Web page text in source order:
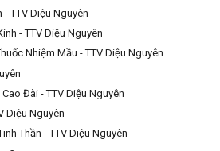
TTV Diệu Nguyên
- TTV Diệu Nguyên
Nhiệm Mầu - TTV Diệu Nguyên
Đài - TTV Diệu Nguyên
Diệu Nguyên
Thần - TTV Diệu Nguyên